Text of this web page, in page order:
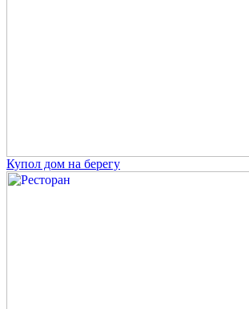
Купол дом на берегу